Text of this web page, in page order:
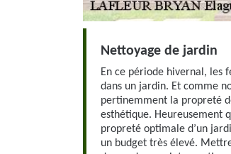
Nettoyage de jardin
En ce période hivernal, les
dans un jardin. Et comme
pertinemment la propreté
esthétique. Heureusement
propreté optimale d’un
un budget très élevé.